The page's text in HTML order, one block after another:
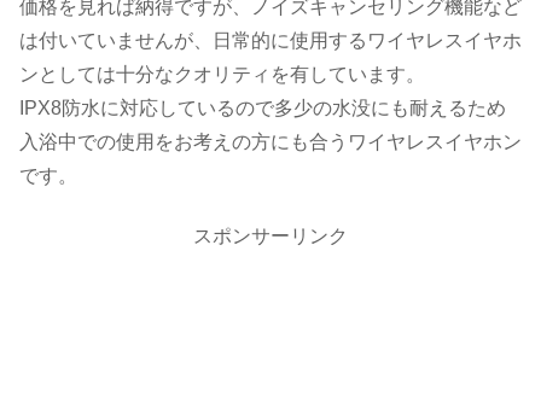
価格を見れば納得ですが、ノイズキャンセリング機能など
は付いていませんが、日常的に使用するワイヤレスイヤホ
ンとしては十分なクオリティを有しています。
IPX8防水に対応しているので多少の水没にも耐えるため
入浴中での使用をお考えの方にも合うワイヤレスイヤホン
です。
スポンサーリンク